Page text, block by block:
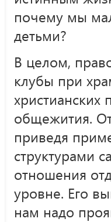
почему мы
детьми?
В целом,
клубы при
общежития.
приведя
структурами
отношения
уровне. Его
нам надо